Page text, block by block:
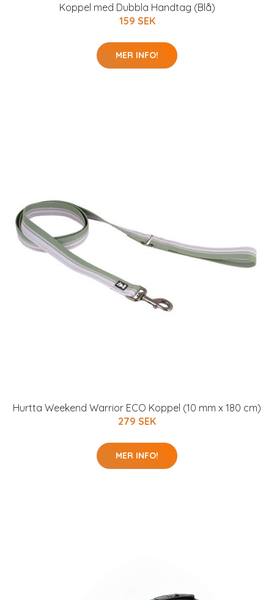
Koppel med Dubbla Handtag (Blå)
159 SEK
MER INFO!
Hurtta Weekend Warrior ECO Koppel (10 mm x 180 cm)
279 SEK
MER INFO!